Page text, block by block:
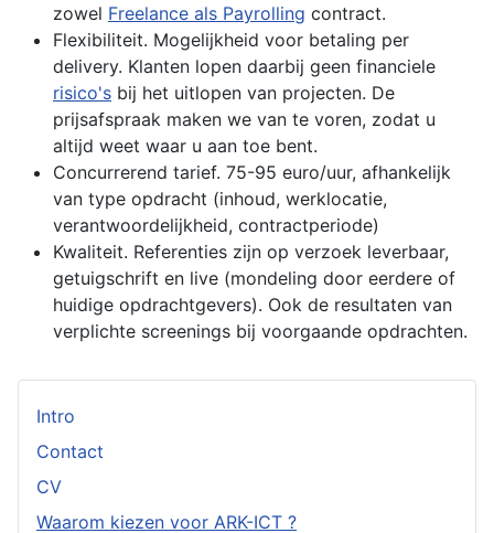
Intro
Contact
CV
Waarom kiezen voor ARK-ICT ?
zowel Freelance als Payrolling contract.
Flexibiliteit. Mogelijkheid voor betaling per
delivery. Klanten lopen daarbij geen financiele
risico's bij het uitlopen van projecten. De
prijsafspraak maken we van te voren, zodat u
altijd weet waar u aan toe bent.
Concurrerend tarief. 75-95 euro/uur, afhankelijk
van type opdracht (inhoud, werklocatie,
verantwoordelijkheid, contractperiode)
Kwaliteit. Referenties zijn op verzoek leverbaar,
getuigschrift en live (mondeling door eerdere of
huidige opdrachtgevers). Ook de resultaten van
verplichte screenings bij voorgaande opdrachten.